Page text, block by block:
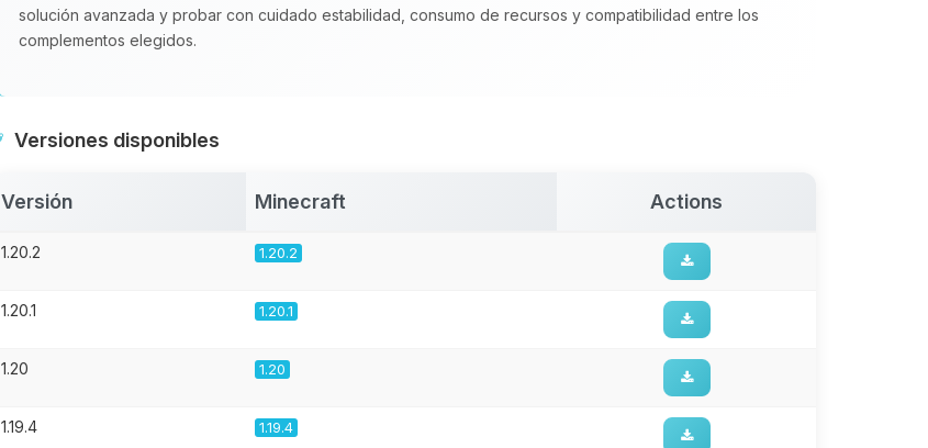
solución avanzada y probar con cuidado estabilidad, consumo de recursos y compatibilidad entre los
complementos elegidos.
Versiones disponibles
Versión Minecraft Actions
1.20.2 1.20.2
1.20.1 1.20.1
1.20 1.20
1.19.4 1.19.4